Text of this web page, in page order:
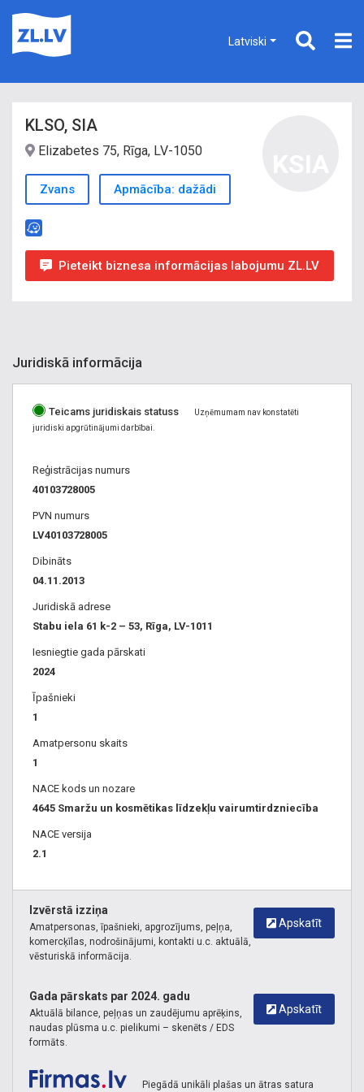
Latviski
KLSO, SIA
Elizabetes 75, Rīga, LV-1050
Zvans Apmācība: dažādi
Pieteikt biznesa informācijas labojumu ZL.LV
Juridiskā informācija
Teicams juridiskais statuss
Uzņēmumam nav konstatēti
juridiski apgrūtinājumi darbībai.
Reģistrācijas numurs
40103728005
PVN numurs
LV40103728005
Dibināts
04.11.2013
Juridiskā adrese
Stabu iela 61 k-2 – 53, Rīga, LV-1011
Iesniegtie gada pārskati
2024
Īpašnieki
1
Amatpersonu skaits
1
NACE kods un nozare
4645 Smaržu un kosmētikas līdzekļu vairumtirdzniecība
NACE versija
2.1
Apskatīt
Izvērstā izziņa
Amatpersonas, īpašnieki, apgrozījums, peļņa,
komercķīlas, nodrošinājumi, kontakti u.c. aktuālā,
vēsturiskā informācija.
Apskatīt
Gada pārskats par 2024. gadu
Aktuālā bilance, peļņas un zaudējumu aprēķins,
naudas plūsma u.c. pielikumi – skenēts / EDS
formāts.
Piegādā unikāli plašas un ātras satura